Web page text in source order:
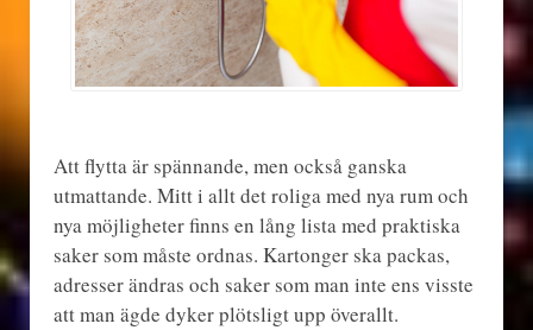
Att flytta är spännande, men också ganska
utmattande. Mitt i allt det roliga med nya rum och
nya möjligheter finns en lång lista med praktiska
saker som måste ordnas. Kartonger ska packas,
adresser ändras och saker som man inte ens visste
att man ägde dyker plötsligt upp överallt.